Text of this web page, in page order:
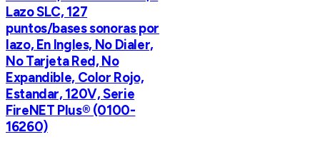
Lazo SLC, 127
puntos/bases sonoras por
lazo, En Ingles, No Dialer,
No Tarjeta Red, No
Expandible, Color Rojo,
Estandar, 120V, Serie
FireNET Plus® (0100-
16260)